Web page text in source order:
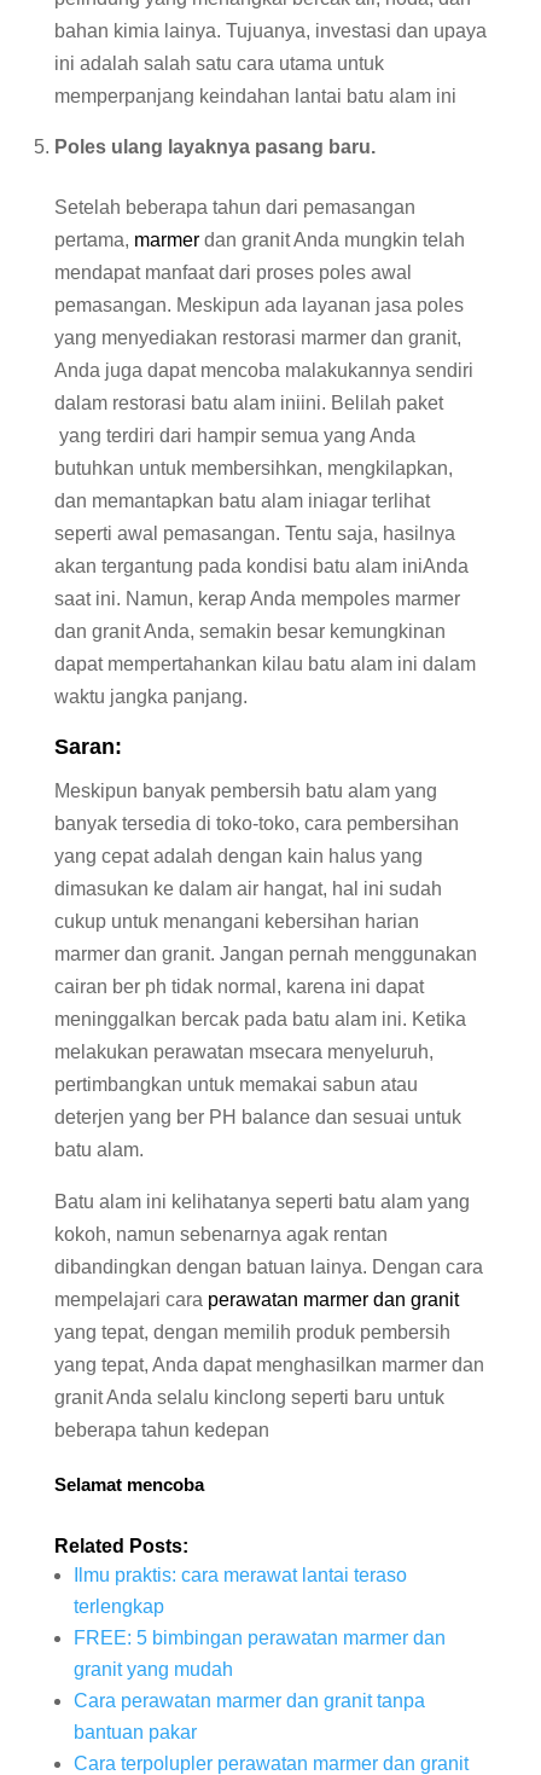
bahan kimia lainya. Tujuanya, investasi dan upaya
ini adalah salah satu cara utama untuk
memperpanjang keindahan lantai batu alam ini
Poles ulang layaknya pasang baru.
Setelah beberapa tahun dari pemasangan
pertama, marmerdan granit Anda mungkin telah
mendapat manfaat dari proses poles awal
pemasangan. Meskipun ada layanan jasa poles
yang menyediakan restorasi marmer dan granit,
Anda juga dapat mencoba malakukannya sendiri
dalam restorasi batu alam iniini. Belilah paket
yang terdiri dari hampir semua yang Anda
butuhkan untuk membersihkan, mengkilapkan,
dan memantapkan batu alam iniagar terlihat
seperti awal pemasangan. Tentu saja, hasilnya
akan tergantung pada kondisi batu alam iniAnda
saat ini. Namun, kerap Anda mempoles marmer
dan granit Anda, semakin besar kemungkinan
dapat mempertahankan kilau batu alam ini dalam
waktu jangka panjang.
Saran:
Meskipun banyak pembersih batu alam yang
banyak tersedia di toko-toko, cara pembersihan
yang cepat adalah dengan kain halus yang
dimasukan ke dalam air hangat, hal ini sudah
cukup untuk menangani kebersihan harian
marmer dan granit. Jangan pernah menggunakan
cairan ber ph tidak normal, karena ini dapat
meninggalkan bercak pada batu alam ini. Ketika
melakukan perawatan msecara menyeluruh,
pertimbangkan untuk memakai sabun atau
deterjen yang ber PH balance dan sesuai untuk
batu alam.
Batu alam ini kelihatanya seperti batu alam yang
kokoh, namun sebenarnya agak rentan
dibandingkan dengan batuan lainya. Dengan cara
mempelajari cara perawatan marmer dan granit
yang tepat, dengan memilih produk pembersih
yang tepat, Anda dapat menghasilkan marmer dan
granit Anda selalu kinclong seperti baru untuk
beberapa tahun kedepan
Selamat mencoba
Related Posts:
Ilmu praktis: cara merawat lantai teraso
terlengkap
FREE: 5 bimbingan perawatan marmer dan
granit yang mudah
Cara perawatan marmer dan granit tanpa
bantuan pakar
Cara terpolupler perawatan marmer dan granit